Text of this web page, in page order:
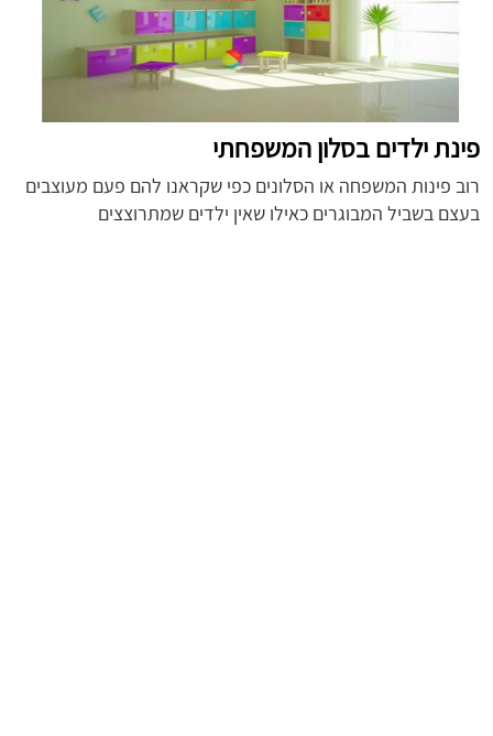
פינת ילדים בסלון המשפחתי
רוב פינות המשפחה או הסלונים כפי שקראנו להם פעם מעוצבים
בעצם בשביל המבוגרים כאילו שאין ילדים שמתרוצצים